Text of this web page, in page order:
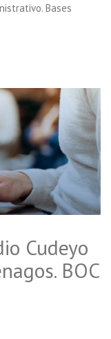
Bases
Cudeyo
BOC